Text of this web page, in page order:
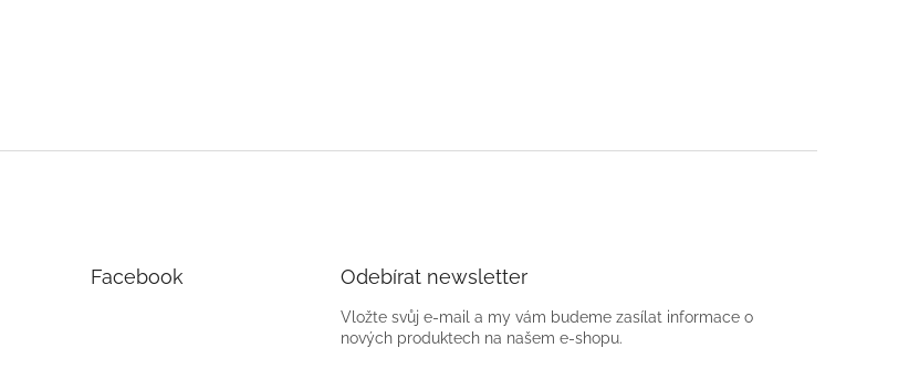
Facebook Odebírat newsletter
Vložte svůj e-mail a my vám budeme zasílat informace o
nových produktech na našem e-shopu.